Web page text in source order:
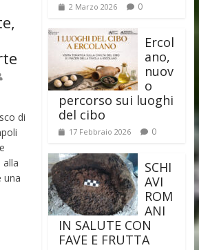
di
alla
una
2 Marzo 2026 0
Ercol
ano,
nuov
o
percorso sui luoghi
del cibo
17 Febbraio 2026 0
SCHI
AVI
ROM
ANI
IN SALUTE CON
FAVE E FRUTTA